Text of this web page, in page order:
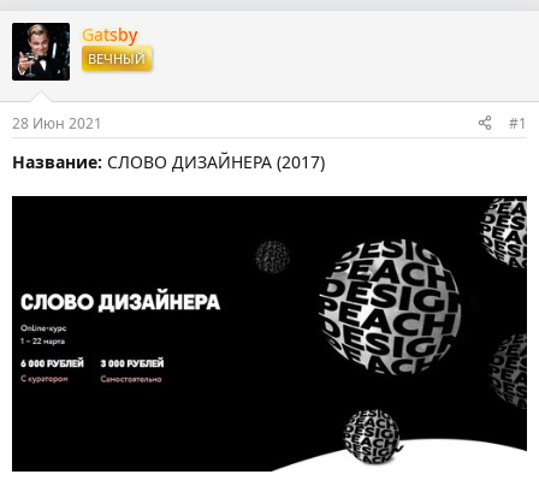
т
о
р
т
е
м
ы
т
а
н
а
л
Gatsby
ВЕЧНЫЙ
28 Июн 2021 #1
Название: СЛОВО ДИЗАЙНЕРА (2017)